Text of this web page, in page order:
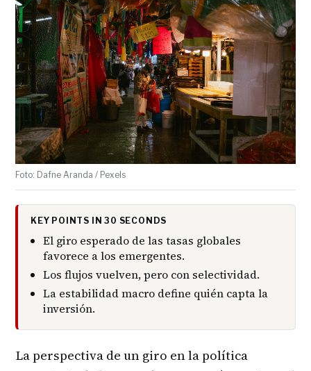
Foto: Dafne Aranda / Pexels
KEY POINTS IN 30 SECONDS
El giro esperado de las tasas globales
favorece a los emergentes.
Los flujos vuelven, pero con selectividad.
La estabilidad macro define quién capta la
inversión.
La perspectiva de un giro en la política